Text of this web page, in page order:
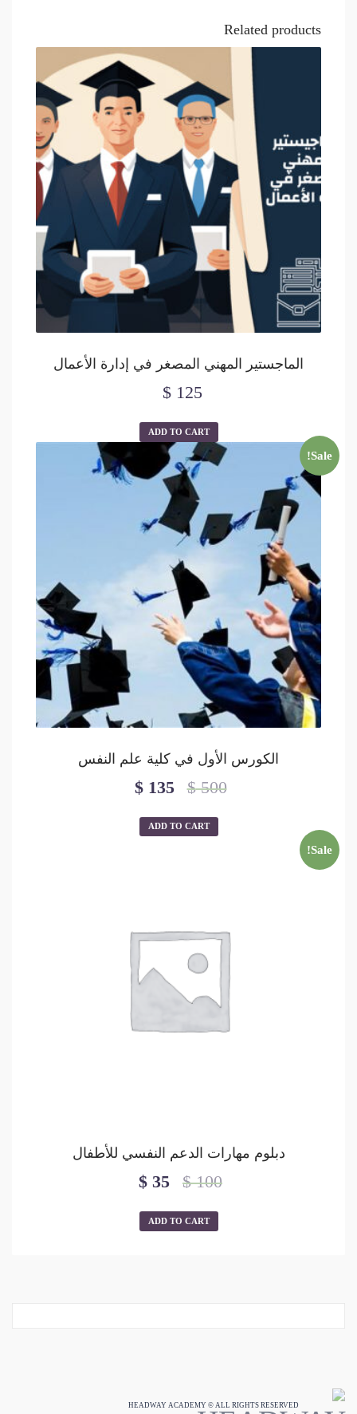
Related products
الماجستير المهني المصغر في إدارة الأعمال
$ 125
ADD TO CART
Sale!
الكورس الأول في كلية علم النفس
$500
$135
ADD TO CART
Sale!
دبلوم مهارات الدعم النفسي للأطفال
$100
$ 35
ADD TO CART
HEADWAY ACADEMY © ALL RIGHTS RESERVED